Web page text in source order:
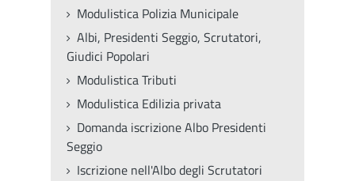
Modulistica Polizia Municipale
Albi, Presidenti Seggio, Scrutatori,
Giudici Popolari
Modulistica Tributi
Modulistica Edilizia privata
Domanda iscrizione Albo Presidenti
Seggio
Iscrizione nell'Albo degli Scrutatori